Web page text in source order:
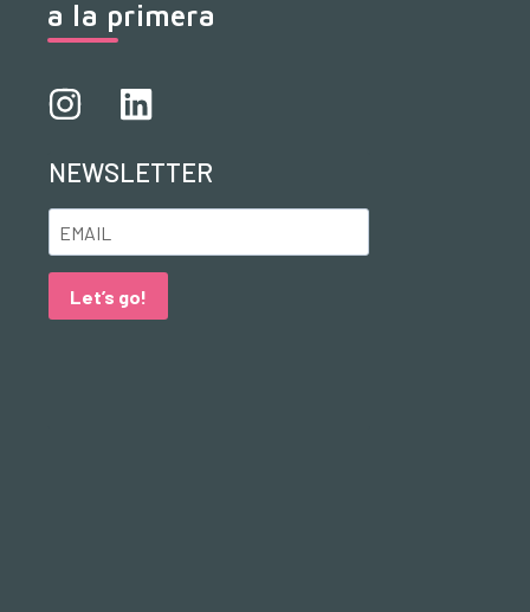
a la primera
NEWSLETTER
Let’s go!